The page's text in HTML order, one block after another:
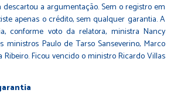
descartou a argumentação. Sem o registro em
apenas o crédito, sem qualquer garantia. A
conforme voto da relatora, ministra Nancy
ministros Paulo de Tarso Sanseverino, Marco
Ribeiro. Ficou vencido o ministro Ricardo Villas